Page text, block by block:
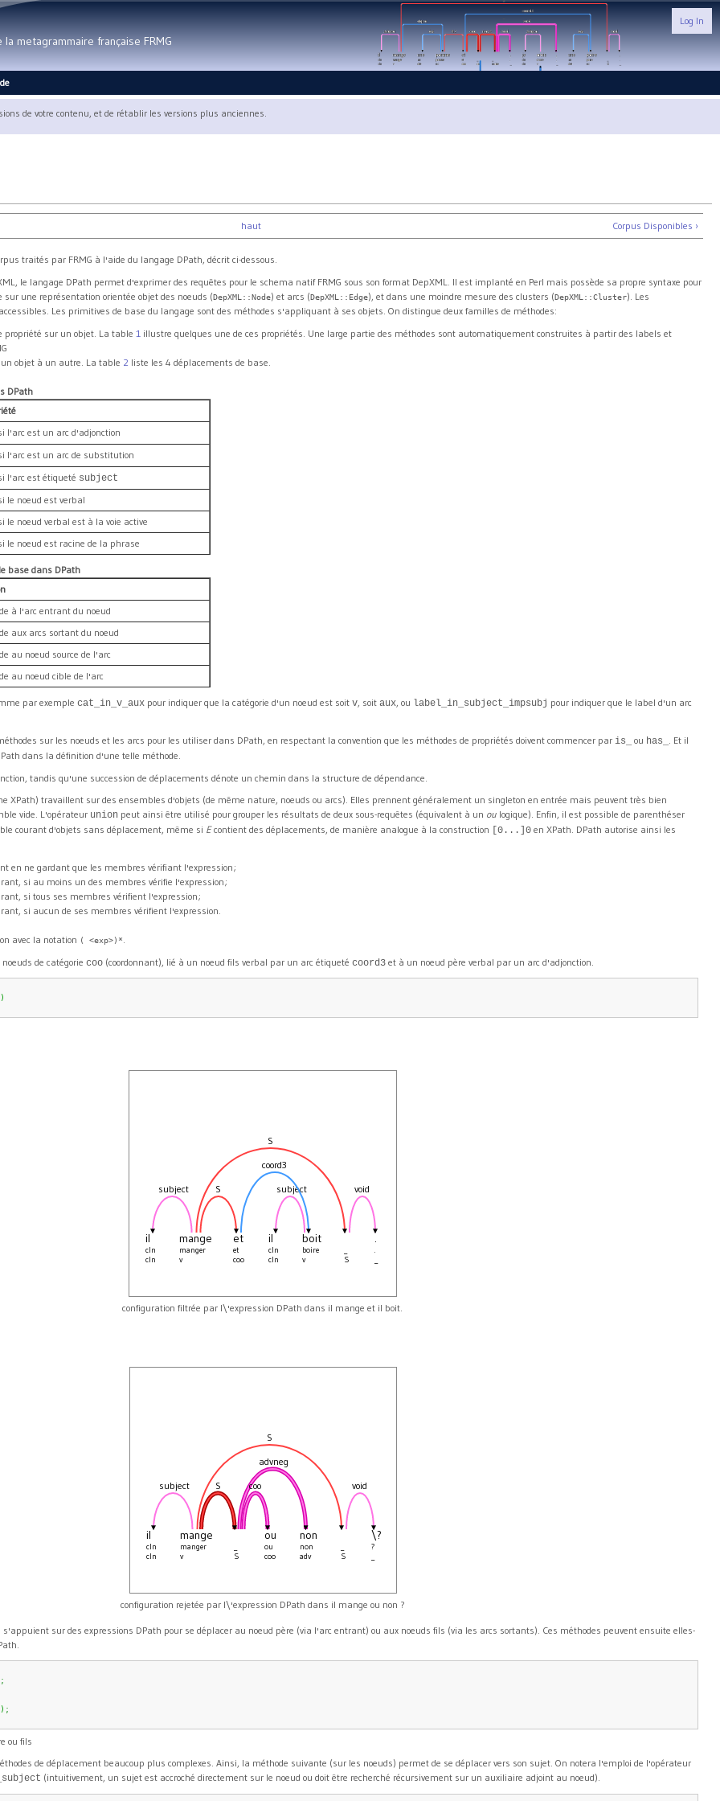
metagrammaire française FRMG
Log In
de votre contenu, et de rétablir les versions plus anciennes.
haut Corpus Disponibles ›
traités par FRMG à l'aide du langage DPath, décrit ci-dessous.
le langage DPath permet d'exprimer des requêtes pour le schema natif FRMG sous son format DepXML. Il est implanté en Perl mais possède sa propre syntaxe pour
une représentation orientée objet des noeuds (DepXML::Node) et arcs (DepXML::Edge), et dans une moindre mesure des clusters (DepXML::Cluster). Les
Les primitives de base du langage sont des méthodes s'appliquant à ses objets. On distingue deux familles de méthodes:
sur un objet. La table 1 illustre quelques une de ces propriétés. Une large partie des méthodes sont automatiquement construites à partir des labels et
objet à un autre. La table 2 liste les 4 déplacements de base.
DPath
l'arc est un arc d'adjonction
l'arc est un arc de substitution
l'arc est étiqueté subject
le noeud est verbal
le noeud verbal est à la voie active
le noeud est racine de la phrase
base dans DPath
à l'arc entrant du noeud
aux arcs sortant du noeud
au noeud source de l'arc
au noeud cible de l'arc
par exemple cat_in_v_aux pour indiquer que la catégorie d'un noeud est soit v, soit aux, ou label_in_subject_impsubj pour indiquer que le label d'un arc
sur les noeuds et les arcs pour les utiliser dans DPath, en respectant la convention que les méthodes de propriétés doivent commencer par is_ ou has_ . Et il
dans la définition d'une telle méthode.
tandis qu'une succession de déplacements dénote un chemin dans la structure de dépendance.
XPath) travaillent sur des ensembles d'objets (de même nature, noeuds ou arcs). Elles prennent généralement un singleton en entrée mais peuvent très bien
vide. L'opérateur union peut ainsi être utilisé pour grouper les résultats de deux sous-requêtes (équivalent à un ou logique). Enfin, il est possible de parenthéser
courant d'objets sans déplacement, même si Econtient des déplacements, de manière analogue à la construction [0...]0 en XPath. DPath autorise ainsi les
en ne gardant que les membres vérifiant l'expression;
si au moins un des membres vérifie l'expression;
si tous ses membres vérifient l'expression;
si aucun de ses membres vérifient l'expression.
avec la notation ( <exp>)*
de catégorie coo (coordonnant), lié à un noeud fils verbal par un arc étiqueté coord3 et à un noeud père verbal par un arc d'adjonction.
)
il
cln
cln
mange
manger
v
et
et
coo
il
cln
cln
boit
boire
v
S
.
.
void
subject
coord3
S
S
subject
configuration filtrée par l\'expression DPath dans il mange et il boit.
il
cln
cln
mange
manger
v
S
ou
ou
coo
non
non
adv
S
\?
?
void
advneg
coo
S
subject S
configuration rejetée par l\'expression DPath dans il mange ou non ?
sur des expressions DPath pour se déplacer au noeud père (via l'arc entrant) ou aux noeuds fils (via les arcs sortants). Ces méthodes peuvent ensuite elles-
;
) ;
ou fils
de déplacement beaucoup plus complexes. Ainsi, la méthode suivante (sur les noeuds) permet de se déplacer vers son sujet. On notera l'emploi de l'opérateur
(intuitivement, un sujet est accroché directement sur le noeud ou doit être recherché récursivement sur un auxiliaire adjoint au noeud).